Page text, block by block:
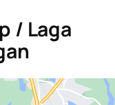
/ Laga